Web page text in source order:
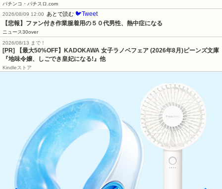
パチンコ・パチスロ.com
2026/08/09 12:00
あとで読む 🐦Tweet
【悲報】ファン付き作業服着用の５０代男性、熱中症になる
ニュース30over
2026/08/13 まで！
[PR] 【最大50%OFF】KADOKAWA 女子ラノベフェア (2026年8月)ビーンズ文庫
『地味令嬢、しごでき皇妃になる!』他
Kindleストア